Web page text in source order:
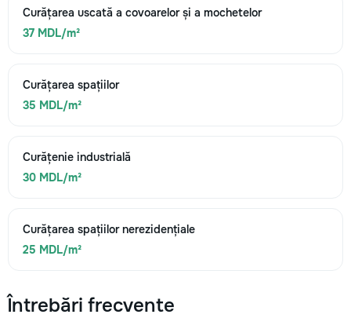
Curățarea uscată a covoarelor și a mochetelor
37 MDL/m²
Curățarea spațiilor
35 MDL/m²
Curățenie industrială
30 MDL/m²
Curățarea spațiilor nerezidențiale
25 MDL/m²
Întrebări frecvente